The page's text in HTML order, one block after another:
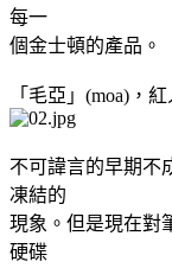
每一
個金士頓的產品。
「毛亞」(moa)，
不可諱言的早期不
凍結的
現象。但是現在對
硬碟